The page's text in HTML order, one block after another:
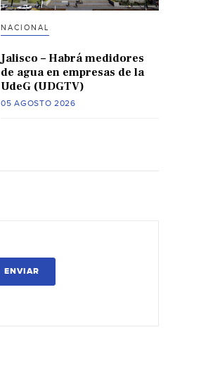
NACIONAL
Jalisco – Habrá medidores
de agua en empresas de la
UdeG (UDGTV)
05 AGOSTO 2026
ENVIAR